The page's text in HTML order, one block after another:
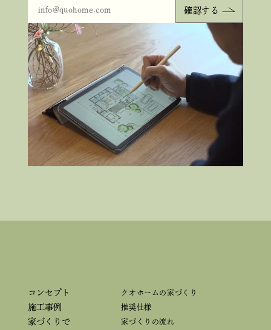
コンセプト
施工事例
家づくりで
クオホームの家づくり
推奨仕様
家づくりの流れ